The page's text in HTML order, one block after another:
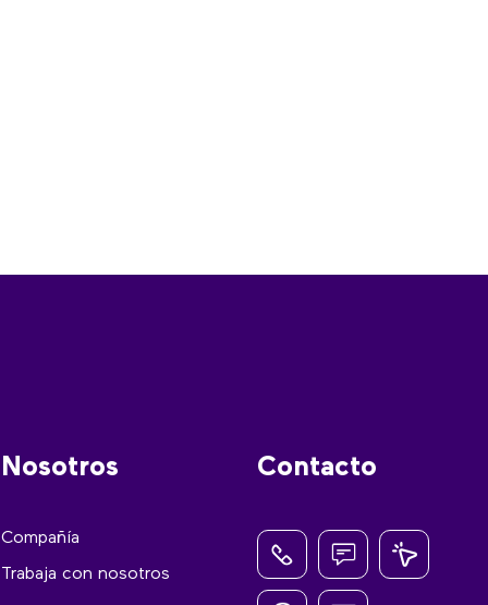
Nosotros
Compañía
Trabaja con nosotros
Contacto